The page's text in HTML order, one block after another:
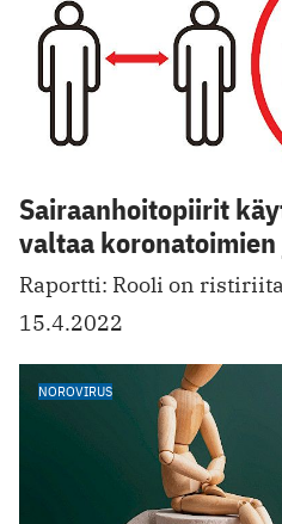
Sairaanhoitopiirit
valtaa
Raportti: Rooli on
15.4.2022
NOROVIRUS